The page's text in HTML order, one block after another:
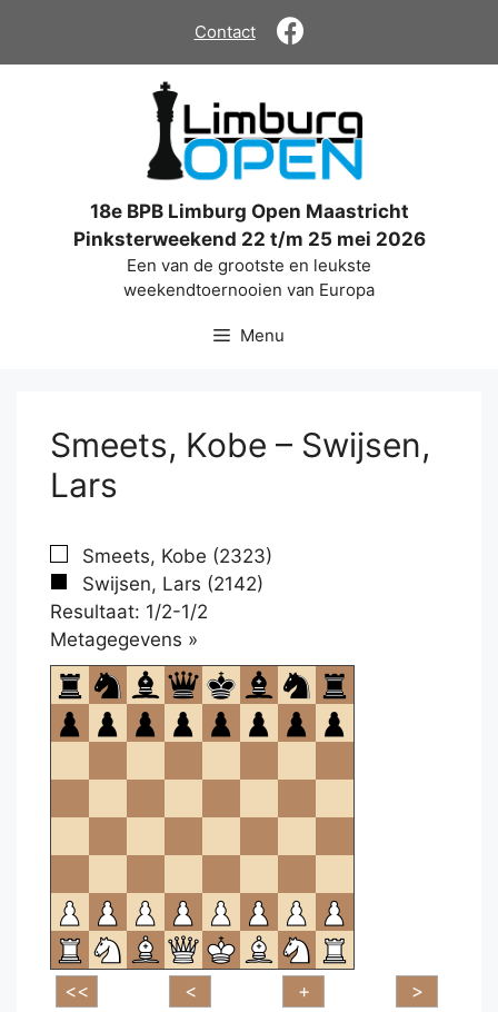
de
Contact
18e BPB Limburg Open Maastricht
Pinksterweekend 22 t/m 25 mei 2026
Een van de grootste en leukste
weekendtoernooien van Europa
Menu
Smeets, Kobe – Swijsen,
Lars
Smeets, Kobe (2323)
Swijsen, Lars (2142)
Resultaat: 1/2-1/2
Metagegevens »
om
te
openen.